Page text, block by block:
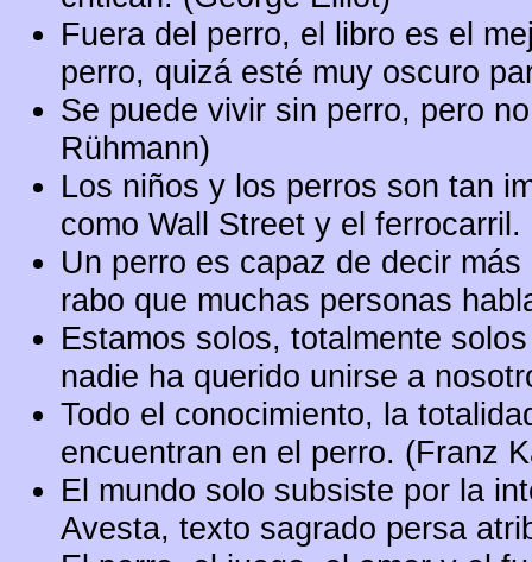
Fuera del perro, el libro es el
perro, quizá esté muy oscuro
Se puede vivir sin perro, pero
Rühmann)
Los niños y los perros son tan
como Wall Street y el
Un perro es capaz de decir
rabo que muchas personas
Estamos solos, totalmente
nadie ha querido unirse a
Todo el conocimiento, la
encuentran en el perro. (Franz
El mundo solo subsiste por la
Avesta, texto sagrado persa